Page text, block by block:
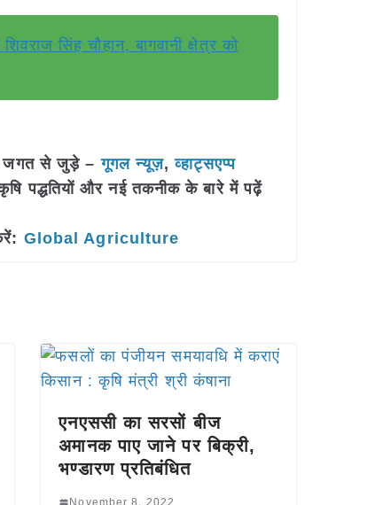
सिंह चौहान, बागवानी क्षेत्र को
जगत से जुड़े – गूगल न्यूज़,व्हाट्सएप्प
पद्धतियों और नई तकनीक के बारे में पढ़ें
Global Agriculture
एनएससी का सरसों बीज
अमानक पाए जाने पर बिक्री,
भण्डारण प्रतिबंधित
November 8, 2022